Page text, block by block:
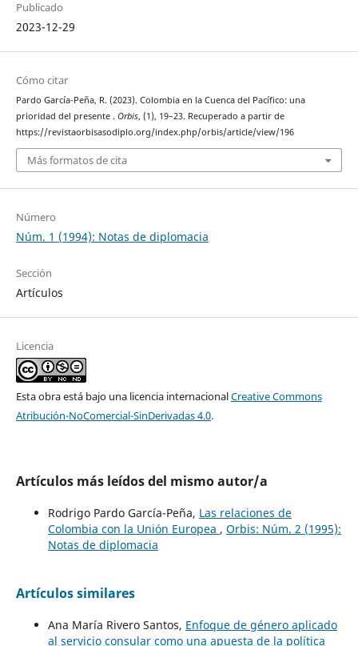
Publicado
2023-12-29
Cómo citar
Pardo García-Peña, R. (2023). Colombia en la Cuenca del Pacífico: una
prioridad del presente . Orbis, (1), 19–23. Recuperado a partir de
https://revistaorbisasodiplo.org/index.php/orbis/article/view/196
Más formatos de cita
Número
Núm. 1 (1994): Notas de diplomacia
Sección
Artículos
Licencia
Esta obra está bajo una licencia internacionalCreative Commons
Atribución-NoComercial-SinDerivadas 4.0.
Artículos más leídos del mismo autor/a
Rodrigo Pardo García-Peña, Las relaciones de
Colombia con la Unión Europea , Orbis: Núm. 2 (1995):
Notas de diplomacia
Artículos similares
Ana María Rivero Santos, Enfoque de género aplicado
al servicio consular como una apuesta de la política